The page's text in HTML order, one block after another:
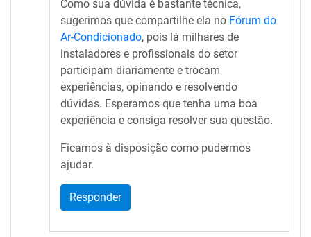
Como sua dúvida é bastante técnica,
sugerimos que compartilhe ela no Fórum do
Ar-Condicionado, pois lá milhares de
instaladores e profissionais do setor
participam diariamente e trocam
experiências, opinando e resolvendo
dúvidas. Esperamos que tenha uma boa
experiência e consiga resolver sua questão.
Ficamos à disposição como pudermos
ajudar.
Responder